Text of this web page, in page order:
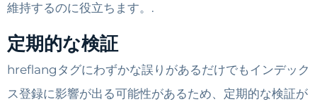
維持するのに役立ちます。.
定期的な検証
hreflangタグにわずかな誤りがあるだけでもインデック
ス登録に影響が出る可能性があるため、定期的な検証が